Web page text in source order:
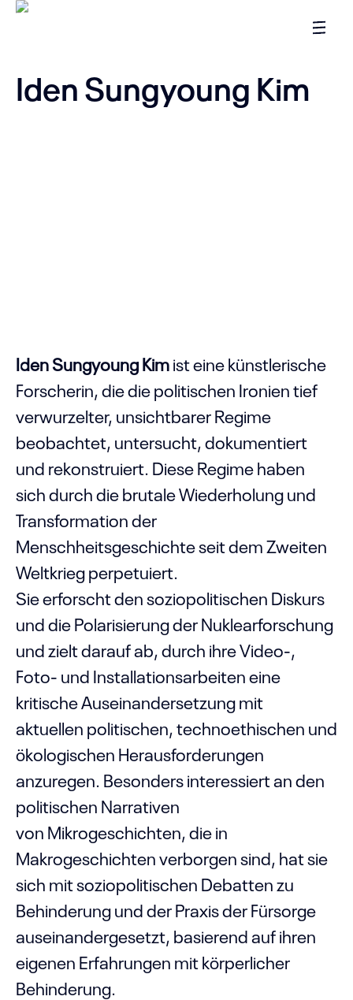
Iden Sungyoung Kim
Iden Sungyoung Kimist eine künstlerische
Forscherin, die die politischen Ironien tief
verwurzelter, unsichtbarer Regime
beobachtet, untersucht, dokumentiert
und rekonstruiert. Diese Regime haben
sich durch die brutale Wiederholung und
Transformation der
Menschheitsgeschichte seit dem Zweiten
Weltkrieg perpetuiert.
Sie erforscht den soziopolitischen Diskurs
und die Polarisierung der Nuklearforschung
und zielt darauf ab, durch ihre Video-,
Foto- und Installationsarbeiten eine
kritische Auseinandersetzung mit
aktuellen politischen, technoethischen und
ökologischen Herausforderungen
anzuregen. Besonders interessiert an den
politischen Narrativen
von Mikrogeschichten, die in
Makrogeschichten verborgen sind, hat sie
sich mit soziopolitischen Debatten zu
Behinderung und der Praxis der Fürsorge
auseinandergesetzt, basierend auf ihren
eigenen Erfahrungen mit körperlicher
Behinderung.